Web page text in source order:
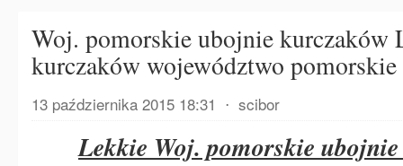
Woj. pomorskie ubojnie kurczaków
kurczaków województwo
13 października 2015 18:31 ⋅ scibor
Lekkie Woj. pomorskie